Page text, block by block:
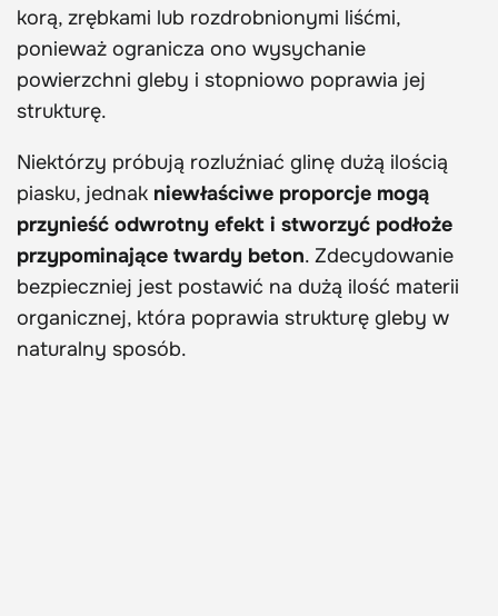
korą, zrębkami lub rozdrobnionymi liśćmi,
ponieważ ogranicza ono wysychanie
powierzchni gleby i stopniowo poprawia jej
strukturę.
Niektórzy próbują rozluźniać glinę dużą ilością
piasku, jednak niewłaściwe proporcje mogą
przynieść odwrotny efekt i stworzyć podłoże
przypominające twardy beton. Zdecydowanie
bezpieczniej jest postawić na dużą ilość materii
organicznej, która poprawia strukturę gleby w
naturalny sposób.